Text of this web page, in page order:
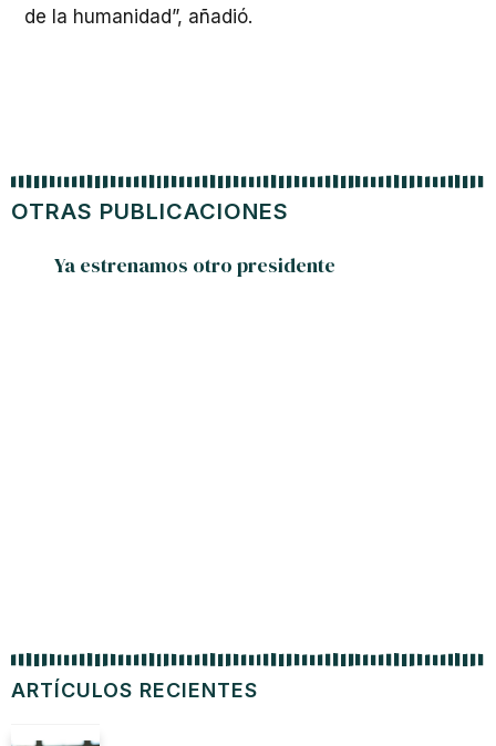
de la humanidad”, añadió.
ARTÍCULOS RECIENTES
OTRAS PUBLICACIONES
Ya estrenamos otro presidente